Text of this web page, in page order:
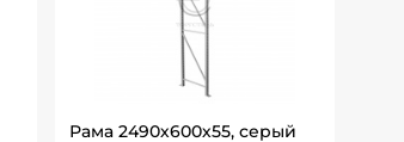
Рама 2490х600х55, серый